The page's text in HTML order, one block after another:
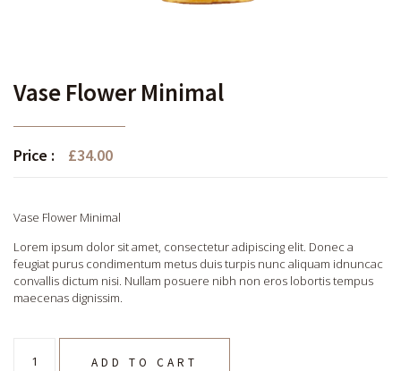
Vase Flower Minimal
Price : £34.00
Vase Flower Minimal
Lorem ipsum dolor sit amet, consectetur adipiscing elit. Donec a
feugiat purus condimentum metus duis turpis nunc aliquam idnuncac
convallis dictum nisi. Nullam posuere nibh non eros lobortis tempus
maecenas dignissim.
ADD TO CART